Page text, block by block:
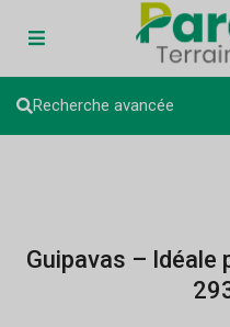
Recherche avancée
Guipavas –